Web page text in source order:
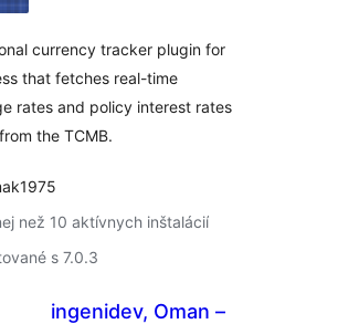
currency tracker plugin for
that fetches real-time
rates and policy interest rates
the TCMB.
než 10 aktívnych inštalácií
s 7.0.3
ingenidev, Oman –